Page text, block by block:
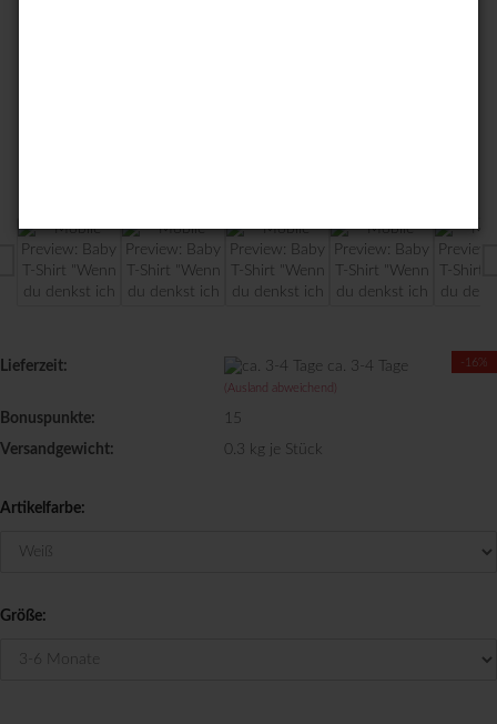
-16%
Lieferzeit: ca. 3-4 Tage
(Ausland abweichend)
Bonuspunkte:
15
Versandgewicht:
0.3 kg je Stück
Artikelfarbe:
Größe: